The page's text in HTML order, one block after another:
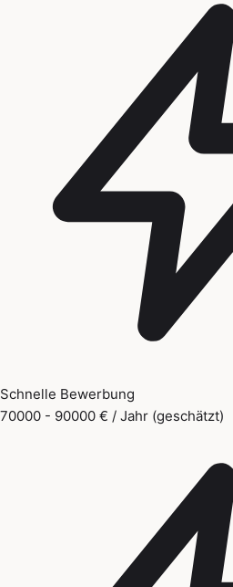
Schnelle Bewerbung
70000 - 90000 € / Jahr (geschätzt)